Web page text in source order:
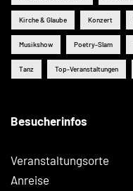
Kirche & Glaube Konzert
Musikshow Poetry-Slam
Tanz Top-Veranstaltungen
Besucherinfos
Veranstaltungsorte
Anreise